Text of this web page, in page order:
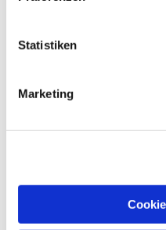
Statistiken
Marketing